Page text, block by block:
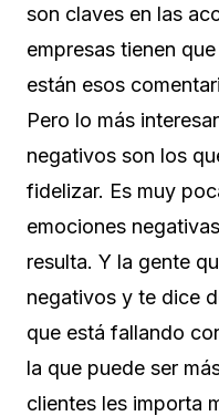
son claves en las
empresas tienen
están esos
Pero lo más
negativos son los
fidelizar. Es muy
emociones
resulta. Y la gente
negativos y te dice
que está fallando
la que puede ser
clientes les importa